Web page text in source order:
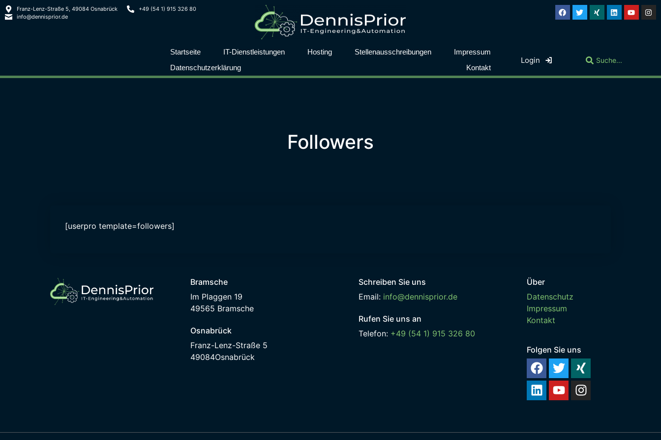
Franz-Lenz-Straße 5, 49084 Osnabrück
+49 (54 1) 915 326 80
info@dennisprior.de
Startseite IT-Dienstleistungen Hosting Stellenausschreibungen
Impressum
Datenschutzerklärung
Kontakt
Login
Followers
[userpro template=followers]
Bramsche
Im Plaggen 19
49565 Bramsche
Osnabrück
Franz-Lenz-Straße 5
49084Osnabrück
Schreiben Sie uns
Email: info@dennisprior.de
Rufen Sie uns an
Telefon: +49 (54 1) 915 326 80
Über
Datenschutz
Impressum
Kontakt
Folgen Sie uns